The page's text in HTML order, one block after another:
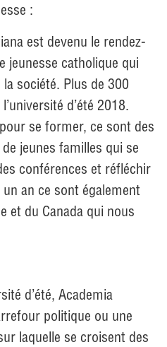
:
est devenu le rendez-
jeunesse catholique qui
la société. Plus de 300
d’été 2018.
se former, ce sont des
jeunes familles qui se
conférences et réfléchir
an ce sont également
et du Canada qui nous
d’été, Academia
politique ou une
laquelle se croisent des